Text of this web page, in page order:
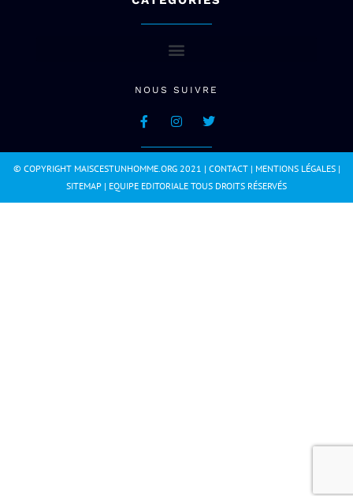
NOUS SUIVRE
© COPYRIGHT MAISCESTUNHOMME.ORG 2021 | CONTACT| MENTIONS LÉGALES|
SITEMAP | EQUIPE EDITORIALE TOUS DROITS RÉSERVÉS